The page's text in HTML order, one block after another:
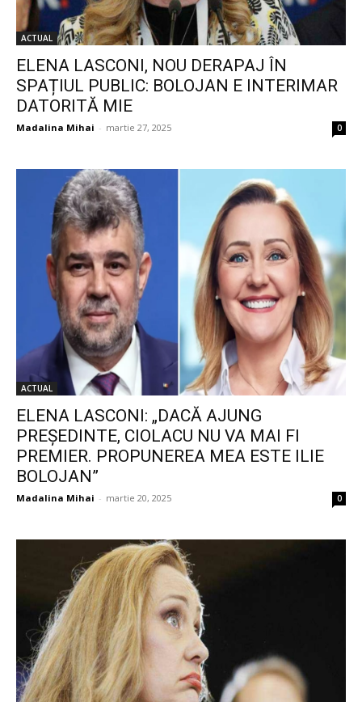
ACTUAL
ELENA LASCONI, NOU DERAPAJ ÎN
SPAȚIUL PUBLIC: BOLOJAN E INTERIMAR
DATORITĂ MIE
Madalina Mihai - martie 27, 2025 0
ACTUAL
ELENA LASCONI: „DACĂ AJUNG
PREȘEDINTE, CIOLACU NU VA MAI FI
PREMIER. PROPUNEREA MEA ESTE ILIE
BOLOJAN”
Madalina Mihai - martie 20, 2025 0